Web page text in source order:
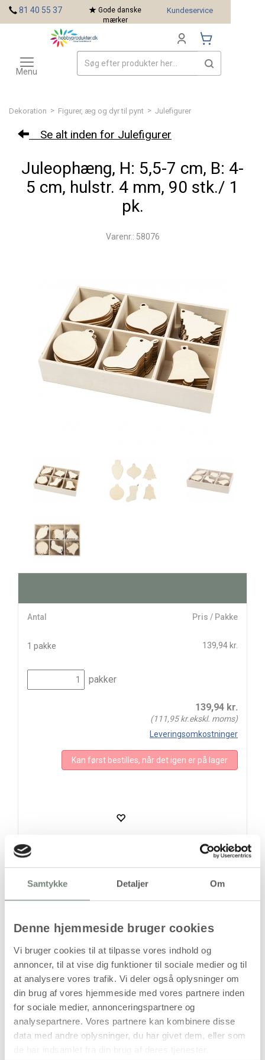
Samtykke Detaljer Om
Denne hjemmeside bruger cookies
Vi bruger cookies til at tilpasse vores indhold og
annoncer, til at vise dig funktioner til sociale medier og til
at analysere vores trafik. Vi deler også oplysninger om
din brug af vores hjemmeside med vores partnere inden
for sociale medier, annonceringspartnere og
analysepartnere. Vores partnere kan kombinere disse
data med andre oplysninger, du har givet dem, eller som
Dekoration > Figurer, æg og dyr til pynt > Julefigurer
Se alt inden for Julefigurer
Juleophæng, H: 5,5-7 cm, B: 4-
5 cm, hulstr. 4 mm, 90 stk./ 1
pk.
Varenr.: 58076
Antal Pris / Pakke
1 pakke 139,94 kr.
pakker
139,94 kr.
(111,95kr.ekskl. moms)
Leveringsomkostninger
Kan først bestilles, når det igen er på lager
Levering: Ikke på lager
Flade juleophæng i træ til dekoration
Denne pakke indeholder 90 flade juleophæng fremstillet i
træ og udstyret med udstanset hul til ophængssnor.
Figurerne er beregnet til at blive dekoreret efter behov og
kan anvendes til kreative juleprojekter i private hjem,
institutioner og undervisningsmiljøer.
81 40 55 37
Gode danske
mærker
Kundeservice
Toggle
navigation
Menu
Mærker